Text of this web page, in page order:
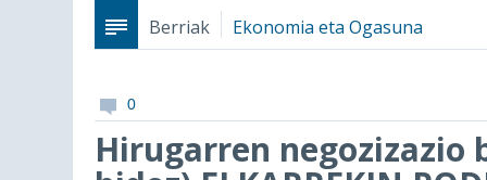
Berriak Ekonomia eta Ogasuna
0
Hirugarren